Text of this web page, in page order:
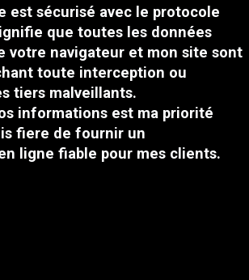
est sécurisé avec le protocole
que toutes les données
votre navigateur et mon site sont
toute interception ou
tiers malveillants.
informations est ma priorité
fiere de fournir un
ligne fiable pour mes clients.